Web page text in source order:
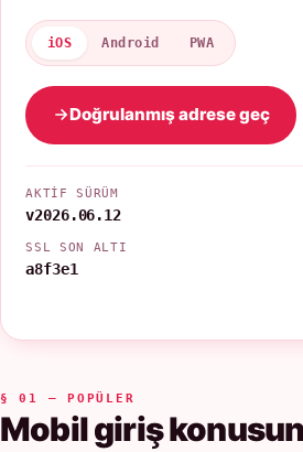
iOS Android PWA
Doğrulanmış adrese geç
AKTIF SÜRÜM
v2026.06.12
SSL SON ALTI
a8f3e1
§ 01 — POPÜLER
Mobil giriş